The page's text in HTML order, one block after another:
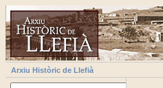
Arxiu Històric de Llefià